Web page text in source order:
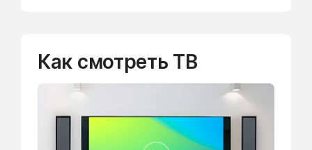
Как смотреть ТВ